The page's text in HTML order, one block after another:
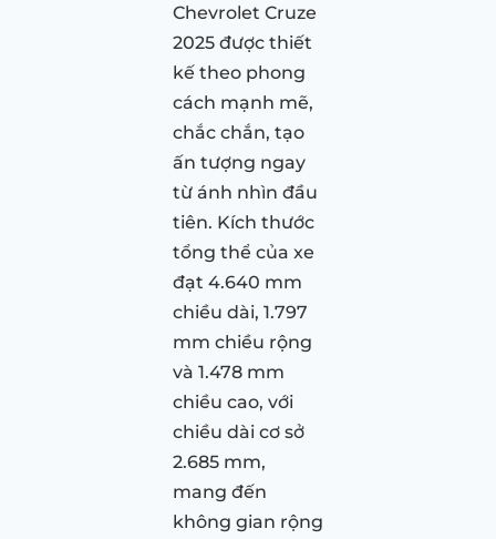
Chevrolet Cruze
2025 được thiết
kế theo phong
cách mạnh mẽ,
chắc chắn, tạo
ấn tượng ngay
từ ánh nhìn đầu
tiên. Kích thước
tổng thể của xe
đạt 4.640 mm
chiều dài, 1.797
mm chiều rộng
và 1.478 mm
chiều cao, với
chiều dài cơ sở
2.685 mm,
mang đến
không gian rộng